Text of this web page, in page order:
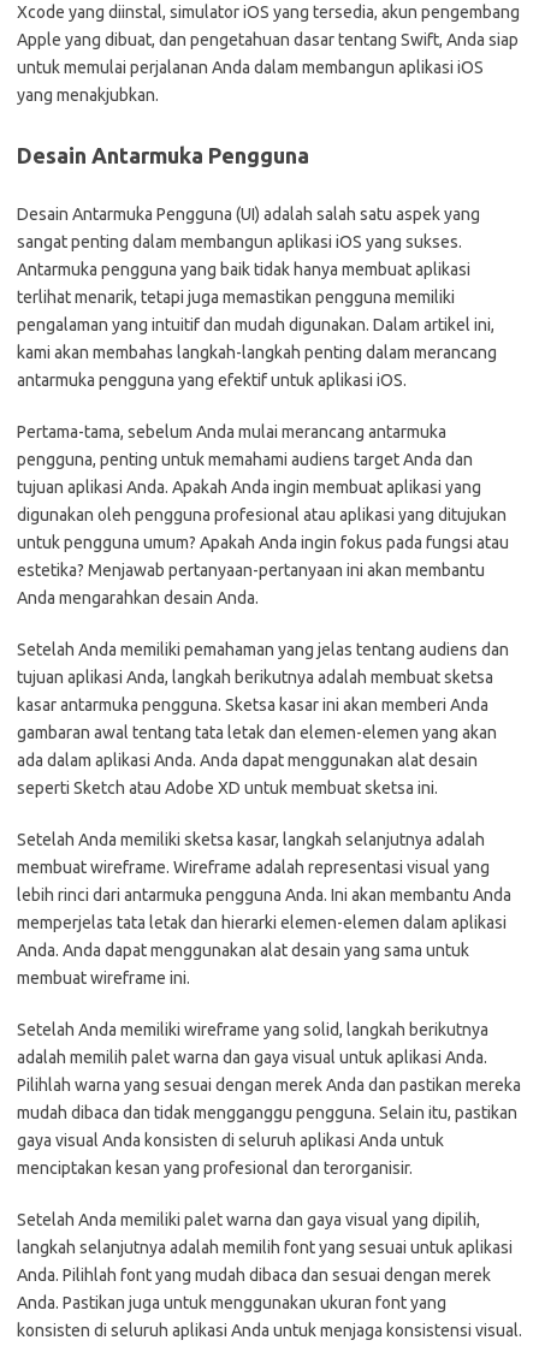
Xcode yang diinstal, simulator iOS yang tersedia, akun pengembang
Apple yang dibuat, dan pengetahuan dasar tentang Swift, Anda siap
untuk memulai perjalanan Anda dalam membangun aplikasi iOS
yang menakjubkan.
Desain Antarmuka Pengguna
Desain Antarmuka Pengguna (UI) adalah salah satu aspek yang
sangat penting dalam membangun aplikasi iOS yang sukses.
Antarmuka pengguna yang baik tidak hanya membuat aplikasi
terlihat menarik, tetapi juga memastikan pengguna memiliki
pengalaman yang intuitif dan mudah digunakan. Dalam artikel ini,
kami akan membahas langkah-langkah penting dalam merancang
antarmuka pengguna yang efektif untuk aplikasi iOS.
Pertama-tama, sebelum Anda mulai merancang antarmuka
pengguna, penting untuk memahami audiens target Anda dan
tujuan aplikasi Anda. Apakah Anda ingin membuat aplikasi yang
digunakan oleh pengguna profesional atau aplikasi yang ditujukan
untuk pengguna umum? Apakah Anda ingin fokus pada fungsi atau
estetika? Menjawab pertanyaan-pertanyaan ini akan membantu
Anda mengarahkan desain Anda.
Setelah Anda memiliki pemahaman yang jelas tentang audiens dan
tujuan aplikasi Anda, langkah berikutnya adalah membuat sketsa
kasar antarmuka pengguna. Sketsa kasar ini akan memberi Anda
gambaran awal tentang tata letak dan elemen-elemen yang akan
ada dalam aplikasi Anda. Anda dapat menggunakan alat desain
seperti Sketch atau Adobe XD untuk membuat sketsa ini.
Setelah Anda memiliki sketsa kasar, langkah selanjutnya adalah
membuat wireframe. Wireframe adalah representasi visual yang
lebih rinci dari antarmuka pengguna Anda. Ini akan membantu Anda
memperjelas tata letak dan hierarki elemen-elemen dalam aplikasi
Anda. Anda dapat menggunakan alat desain yang sama untuk
membuat wireframe ini.
Setelah Anda memiliki wireframe yang solid, langkah berikutnya
adalah memilih palet warna dan gaya visual untuk aplikasi Anda.
Pilihlah warna yang sesuai dengan merek Anda dan pastikan mereka
mudah dibaca dan tidak mengganggu pengguna. Selain itu, pastikan
gaya visual Anda konsisten di seluruh aplikasi Anda untuk
menciptakan kesan yang profesional dan terorganisir.
Setelah Anda memiliki palet warna dan gaya visual yang dipilih,
langkah selanjutnya adalah memilih font yang sesuai untuk aplikasi
Anda. Pilihlah font yang mudah dibaca dan sesuai dengan merek
Anda. Pastikan juga untuk menggunakan ukuran font yang
konsisten di seluruh aplikasi Anda untuk menjaga konsistensi visual.